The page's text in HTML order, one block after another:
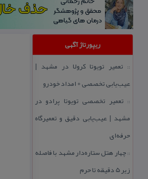
ریپورتاژ آگهی
:: تعمیر تویوتا كرولا در مشهد |
عیب‌یابی تخصصی + امداد خودرو
:: تعمیر تخصصی تویوتا پرادو در
مشهد | عیب‌یابی دقیق و تعمیرگاه
حرفه‌ای
::چهار هتل‌ ستاره‌دار مشهد با فاصله
زیر 5 دقیقه تا حرم